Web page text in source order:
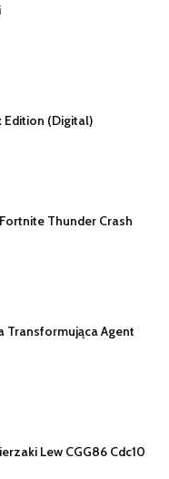
Edition (Digital)
Thunder Crash
Transformująca Agent
Lew CGG86 Cdc10